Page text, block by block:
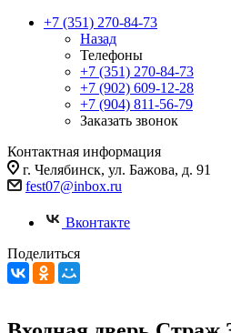
+7 (351) 270-84-73
Назад
Телефоны
+7 (351) 270-84-73
+7 (902) 609-12-28
+7 (904) 811-56-79
Заказать звонок
Контактная информация
г. Челябинск, ул. Бажова, д. 91
fest07@inbox.ru
Вконтакте
Поделиться